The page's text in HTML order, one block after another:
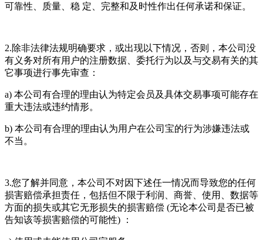
可靠性、质量、稳 定、完整和及时性作出任何承诺和保证。
2.除非法律法规明确要求，或出现以下情况，否则，本公司没
有义务对所有用户的注册数据、委托行为以及与交易有关的其
它事项进行事先审查：
a) 本公司有合理的理由认为特定会员及具体交易事项可能存在
重大违法或违约情形。
b) 本公司有合理的理由认为用户在公司宝的行为涉嫌违法或
不当。
3.您了解并同意，本公司不对因下述任一情况而导致您的任何
损害赔偿承担责任，包括但不限于利润、商誉、使用、数据等
方面的损失或其它无形损失的损害赔偿 (无论本公司是否已被
告知该等损害赔偿的可能性) ：